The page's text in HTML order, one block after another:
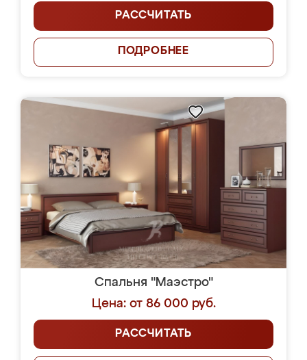
РАССЧИТАТЬ
ПОДРОБНЕЕ
Спальня "Маэстро"
Цена: от 86 000 руб.
РАССЧИТАТЬ